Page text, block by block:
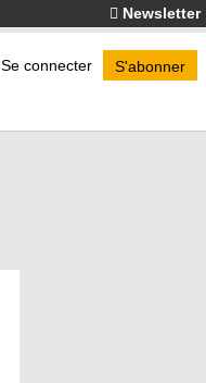
Newsletter
Se connecter S'abonner